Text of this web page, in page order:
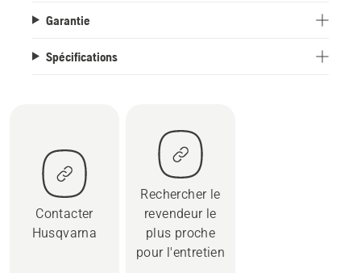
Garantie
Spécifications
Contacter
Husqvarna
Rechercher le
revendeur le
plus proche
pour l'entretien